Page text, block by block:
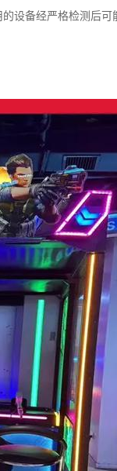
设备经严格检测后